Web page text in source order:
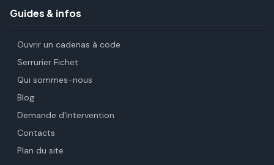
Guides & infos
Ouvrir un cadenas à code
Serrurier Fichet
Qui sommes-nous
Blog
Demande d'intervention
Contacts
Plan du site